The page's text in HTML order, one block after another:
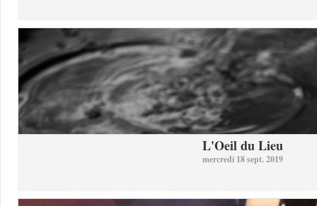
L'Oeil du Lieu
mercredi 18 sept. 2019